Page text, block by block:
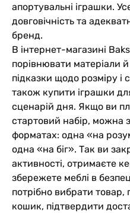
апортувальні іграшки.
довговічність та
бренд.
В інтернет-магазині
порівнювати матеріали
підказки щодо розміру
також купити іграшки
сценарій дня. Якщо ви
стартовий набір, можна
форматах: одна «на
одна «на біг». Так ви
активності, отримаєте
збережете меблі в
потрібно вибрати товар,
кошик, підтвердити